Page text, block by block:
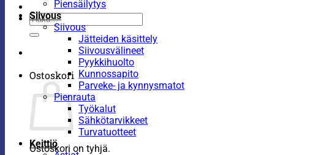
Etsi:
Ostoskori
Ostoskori on tyhjä.
Piensäilytys
Siivous
Siivous
Jätteiden käsittely
Siivousvälineet
Pyykkihuolto
Kunnossapito
Parveke- ja kynnysmatot
Pienrauta
Työkalut
Sähkötarvikkeet
Turvatuotteet
Keittiö